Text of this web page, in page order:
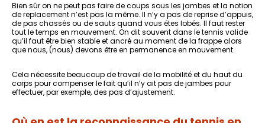
Bien sûr on ne peut pas faire de coups sous les jambes et la notion
de replacement n’est pas la même. Il n’y a pas de reprise d’appuis,
de pas chassés ou de sauts quand vous êtes lobés. Il faut rester
tout le temps en mouvement. On dit souvent dans le tennis valide
qu’il faut être bien stable et ancré au moment de la frappe alors
que nous, (nous) devons être en permanence en mouvement.
Cela nécessite beaucoup de travail de la mobilité et du haut du
corps pour compenser le fait qu’il n’y ait pas de jambes pour
effectuer, par exemple, des pas d’ajustement.